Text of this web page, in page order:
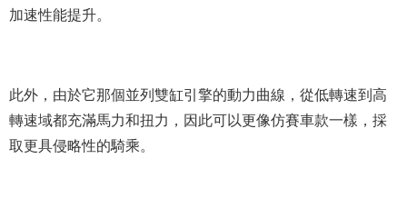
加速性能提升。
此外，由於它那個並列雙缸引擎的動力曲線，從低轉速到高
轉速域都充滿馬力和扭力，因此可以更像仿賽車款一樣，採
取更具侵略性的騎乘。